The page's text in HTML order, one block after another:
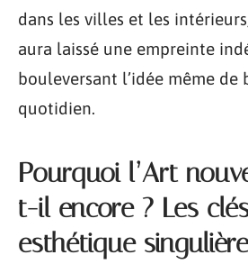
dans les villes et les
aura laissé une empreinte
bouleversant l’idée même de
quotidien.
Pourquoi l’Art
t-il encore ? Les
esthétique singulière